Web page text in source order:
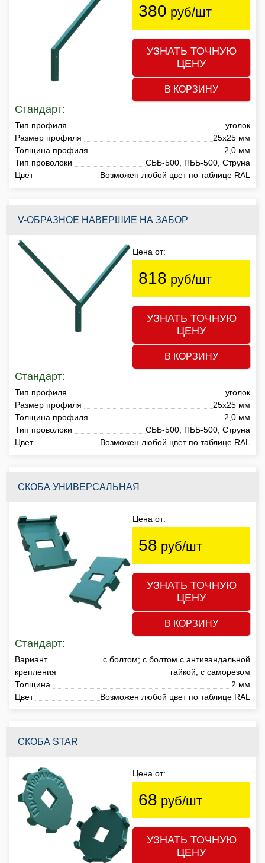
380 руб/шт
УЗНАТЬ ТОЧНУЮ
ЦЕНУ
В КОРЗИНУ
Стандарт:
Тип профиля
уголок
Размер профиля
25х25 мм
Толщина профиля
2,0 мм
Тип проволоки
СББ-500, ПББ-500, Струна
Цвет
Возможен любой цвет по таблице RAL
V-ОБРАЗНОЕ НАВЕРШИЕ НА ЗАБОР
Цена от:
818 руб/шт
УЗНАТЬ ТОЧНУЮ
ЦЕНУ
В КОРЗИНУ
Стандарт:
Тип профиля
уголок
Размер профиля
25х25 мм
Толщина профиля
2,0 мм
Тип проволоки
СББ-500, ПББ-500, Струна
Цвет
Возможен любой цвет по таблице RAL
СКОБА УНИВЕРСАЛЬНАЯ
Цена от:
58 руб/шт
УЗНАТЬ ТОЧНУЮ
ЦЕНУ
В КОРЗИНУ
Стандарт:
Вариант
крепления
с болтом; с болтом с антивандальной
гайкой; с саморезом
Толщина
2 мм
Цвет
Возможен любой цвет по таблице RAL
СКОБА STAR
Цена от:
68 руб/шт
УЗНАТЬ ТОЧНУЮ
ЦЕНУ